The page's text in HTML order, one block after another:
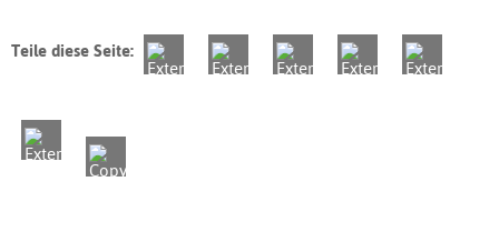
Teile diese Seite: